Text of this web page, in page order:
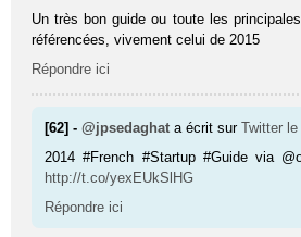
Un très bon guide ou toute les
référencées, vivement celui de 2015
Répondre ici
[62] -@jpsedaghat a écrit surTwitter
2014 #French #Startup #Guide via
http://t.co/yexEUkSlHG
Répondre ici